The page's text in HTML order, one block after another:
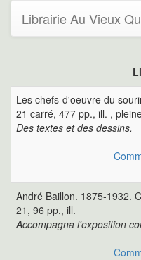
Librairie Au Vieux
Les chefs-d'oeuvre du
21 carré, 477 pp., ill. ,
Des textes et des dessins.
André Baillon. 1875-1932.
21, 96 pp., ill.
Accompagna l'exposition